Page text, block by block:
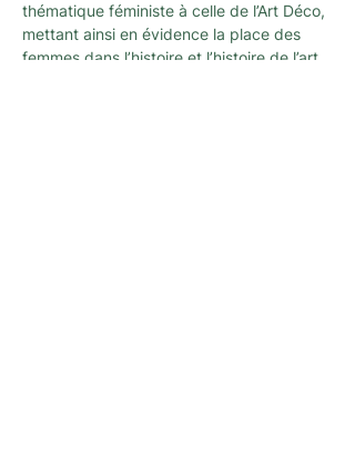
thématique féministe à celle de l’Art Déco,
mettant ainsi en évidence la place des
femmes dans l’histoire et l’histoire de l’art.